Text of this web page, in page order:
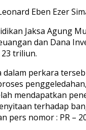
Eben Ezer
Jaksa
dan Dana
triliun.
perkara
mendapatkan
terhadap
pers nomor : PR –